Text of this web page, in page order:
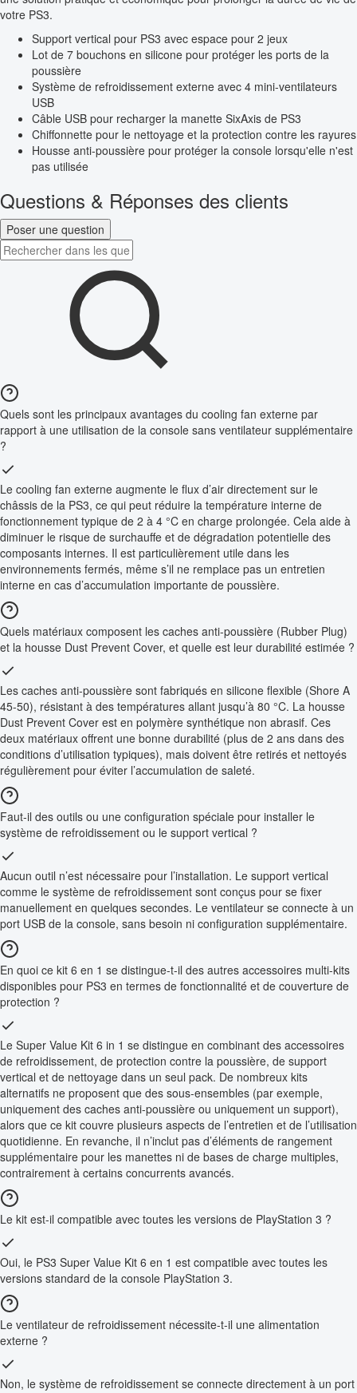
votre PS3.
Support vertical pour PS3 avec espace pour 2 jeux
Lot de 7 bouchons en silicone pour protéger les ports de la
poussière
Système de refroidissement externe avec 4 mini-ventilateurs
USB
Câble USB pour recharger la manette SixAxis de PS3
Chiffonnette pour le nettoyage et la protection contre les rayures
Housse anti-poussière pour protéger la console lorsqu'elle n'est
pas utilisée
Questions & Réponses des clients
Poser une question
Quels sont les principaux avantages du cooling fan externe par
rapport à une utilisation de la console sans ventilateur supplémentaire
?
Le cooling fan externe augmente le flux d’air directement sur le
châssis de la PS3, ce qui peut réduire la température interne de
fonctionnement typique de 2 à 4 °C en charge prolongée. Cela aide à
diminuer le risque de surchauffe et de dégradation potentielle des
composants internes. Il est particulièrement utile dans les
environnements fermés, même s’il ne remplace pas un entretien
interne en cas d’accumulation importante de poussière.
Quels matériaux composent les caches anti-poussière (Rubber Plug)
et la housse Dust Prevent Cover, et quelle est leur durabilité estimée ?
Les caches anti-poussière sont fabriqués en silicone flexible (Shore A
45-50), résistant à des températures allant jusqu’à 80 °C. La housse
Dust Prevent Cover est en polymère synthétique non abrasif. Ces
deux matériaux offrent une bonne durabilité (plus de 2 ans dans des
conditions d’utilisation typiques), mais doivent être retirés et nettoyés
régulièrement pour éviter l’accumulation de saleté.
Faut-il des outils ou une configuration spéciale pour installer le
système de refroidissement ou le support vertical ?
Aucun outil n’est nécessaire pour l’installation. Le support vertical
comme le système de refroidissement sont conçus pour se fixer
manuellement en quelques secondes. Le ventilateur se connecte à un
port USB de la console, sans besoin ni configuration supplémentaire.
En quoi ce kit 6 en 1 se distingue-t-il des autres accessoires multi-kits
disponibles pour PS3 en termes de fonctionnalité et de couverture de
protection ?
Le Super Value Kit 6 in 1 se distingue en combinant des accessoires
de refroidissement, de protection contre la poussière, de support
vertical et de nettoyage dans un seul pack. De nombreux kits
alternatifs ne proposent que des sous-ensembles (par exemple,
uniquement des caches anti-poussière ou uniquement un support),
alors que ce kit couvre plusieurs aspects de l’entretien et de l’utilisation
quotidienne. En revanche, il n’inclut pas d’éléments de rangement
supplémentaire pour les manettes ni de bases de charge multiples,
contrairement à certains concurrents avancés.
Le kit est-il compatible avec toutes les versions de PlayStation 3 ?
Oui, le PS3 Super Value Kit 6 en 1 est compatible avec toutes les
versions standard de la console PlayStation 3.
Le ventilateur de refroidissement nécessite-t-il une alimentation
externe ?
Non, le système de refroidissement se connecte directement à un port